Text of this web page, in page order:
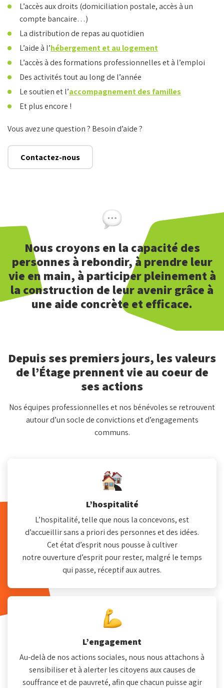
L’accès aux droits (domiciliation postale, accès à un
compte bancaire…)
La distribution de repas au quotidien
L’aide à l’hébergement et au logement
L’accès à des formations professionnelles et à l’emploi
Des activités tout au long de l’année
Le soutien et l’accompagnement des familles
Et plus encore !
Vous avez une question ? Besoin d’aide ?
Contactez-nous
Nous croyons en la capacité des
personnes à rebondir, à prendre leur
vie en main, à participer pleinement à
la construction de leur avenir grâce à
une aide concrète et efficace.
Depuis ses premiers jours, les valeurs
de l’Étage prennent vie au coeur de
ses actions
Nos équipes professionnelles et nos bénévoles se retrouvent
autour d’un socle de convictions et d’engagements
communs.
L’hospitalité
L’hospitalité, telle que nous la concevons, est
d’accueillir sans a priori des personnes et des idées.
Cet état d’esprit nous pousse à cultiver
notre ouverture d’esprit pour rester, malgré le temps
qui passe, réceptif aux autres.
L’engagement
Au-delà de nos actions sociales, nous nous attachons à
sensibiliser et à alerter les citoyens aux causes de
souffrance et de pauvreté, afin que chacun puisse agir